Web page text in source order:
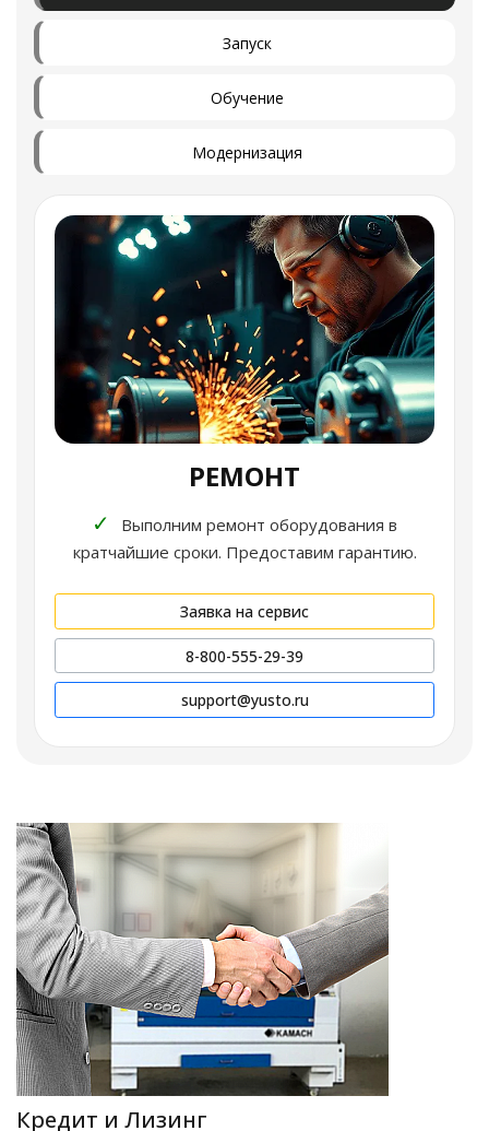
Запуск
Обучение
Модернизация
РЕМОНТ
✓
Выполним ремонт оборудования в
кратчайшие сроки. Предоставим гарантию.
Заявка на сервис
8-800-555-29-39
support@yusto.ru
Кредит и Лизинг